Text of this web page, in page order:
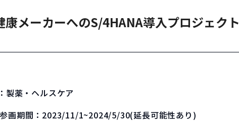
メーカーへのS/4HANA導入プロジェクト
製薬・ヘルスケア
参画期間： 2023/11/1~2024/5/30(延長可能性あり)